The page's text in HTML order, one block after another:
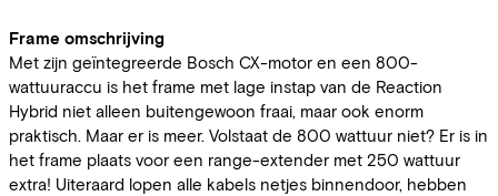
Frame omschrijving
Met zijn geïntegreerde Bosch CX-motor en een 800-
wattuuraccu is het frame met lage instap van de Reaction
Hybrid niet alleen buitengewoon fraai, maar ook enorm
praktisch. Maar er is meer. Volstaat de 800 wattuur niet? Er is in
het frame plaats voor een range-extender met 250 wattuur
extra! Uiteraard lopen alle kabels netjes binnendoor, hebben